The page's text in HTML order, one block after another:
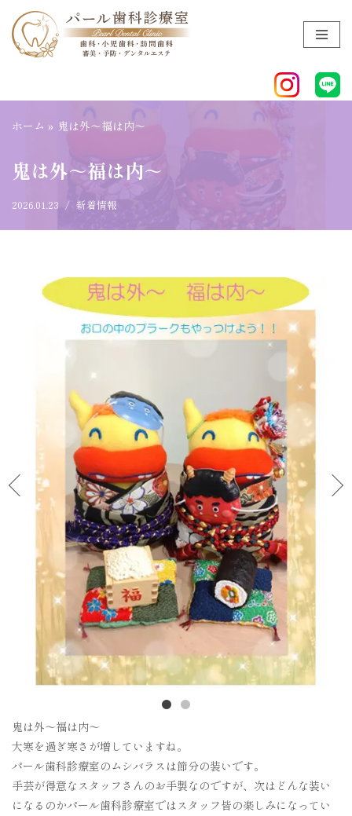
コ
ン
ツ
ス
キ
ッ
ホーム » 鬼は外～福は内～
鬼は外～福は内～
2026.01.23 新着情報
鬼は外～福は内～
大寒を過ぎ寒さが増していますね。
パール歯科診療室のムシバラスは節分の装いです。
手芸が得意なスタッフさんのお手製なのですが、次はどんな装い
になるのかパール歯科診療室ではスタッフ皆の楽しみになってい